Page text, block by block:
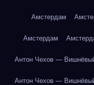
Амстердам
Амстердам
Антон Чехов —
Антон Чехов —